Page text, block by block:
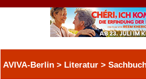
AVIVA-Berlin > Literatur >